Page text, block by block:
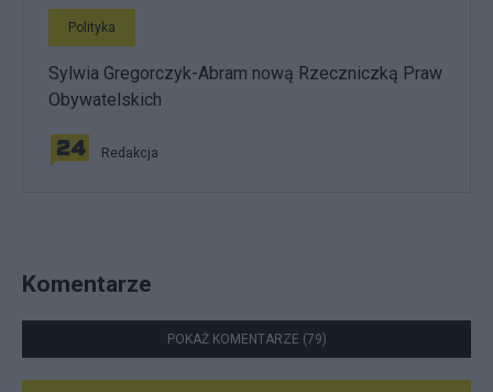
Polityka
Sylwia Gregorczyk-Abram nową Rzeczniczką Praw
Obywatelskich
Redakcja
Komentarze
POKAŻ KOMENTARZE (79)